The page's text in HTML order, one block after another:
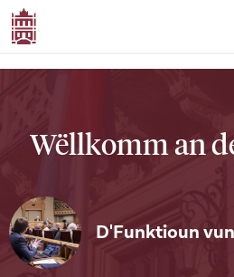
Wëllkomm an
D'Funktioun